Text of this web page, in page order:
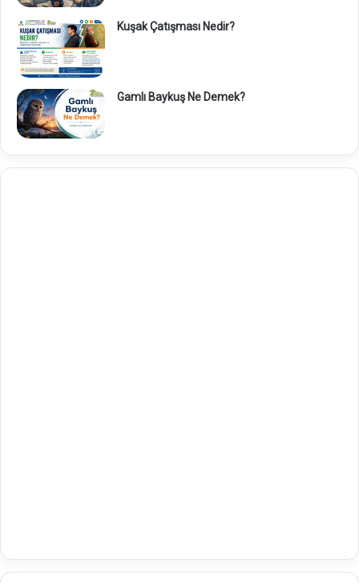
Kuşak Çatışması Nedir?
Gamlı Baykuş Ne Demek?